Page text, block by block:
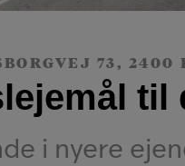
73, 2400
til
i nyere